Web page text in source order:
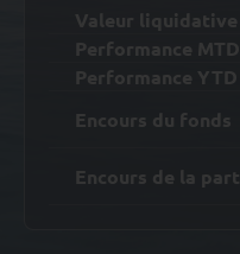
Valeur liquidative
Performance MTD
Performance YTD
Encours du fonds
Encours de la part